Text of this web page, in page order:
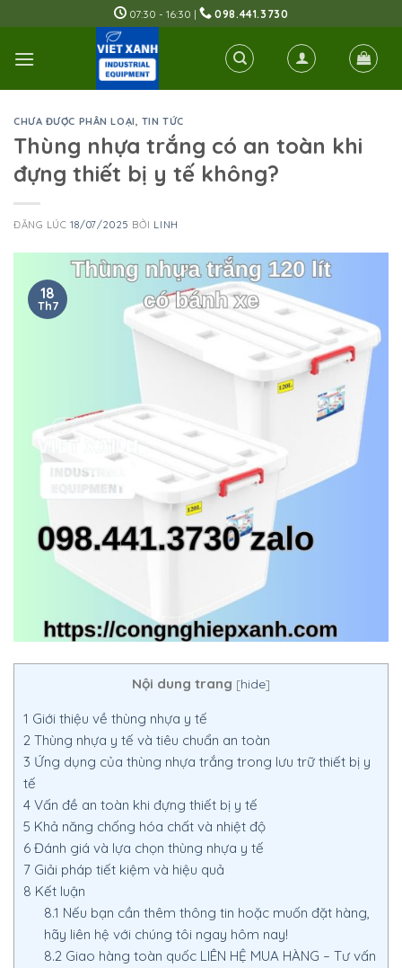
to
content
07:30 - 16:30 | 098.441.3730
CHƯA ĐƯỢC PHÂN LOẠI, TIN TỨC
Thùng nhựa trắng có an toàn khi
đựng thiết bị y tế không?
ĐĂNG LÚC18/07/2025 BỞI LINH
18
Th7
Nội dung trang [hide]
1 Giới thiệu về thùng nhựa y tế
2 Thùng nhựa y tế và tiêu chuẩn an toàn
3 Ứng dụng của thùng nhựa trắng trong lưu trữ thiết bị y
tế
4 Vấn đề an toàn khi đựng thiết bị y tế
5 Khả năng chống hóa chất và nhiệt độ
6 Đánh giá và lựa chọn thùng nhựa y tế
7 Giải pháp tiết kiệm và hiệu quả
8 Kết luận
8.1 Nếu bạn cần thêm thông tin hoặc muốn đặt hàng,
hãy liên hệ với chúng tôi ngay hôm nay!
8.2Giao hàng toàn quốc LIÊN HỆ MUA HÀNG – Tư vấn